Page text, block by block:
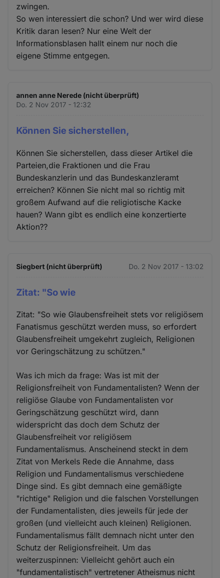
zwingen.
So wen interessiert die schon? Und wer wird diese
Kritik daran lesen? Nur eine Welt der
Informationsblasen hallt einem nur noch die
eigene Stimme entgegen.
annen anne Nerede (nicht überprüft)
Do. 2 Nov 2017 - 12:32
Können Sie sicherstellen,
Können Sie sicherstellen, dass dieser Artikel die
Parteien,die Fraktionen und die Frau
Bundeskanzlerin und das Bundeskanzleramt
erreichen? Können Sie nicht mal so richtig mit
großem Aufwand auf die religiotische Kacke
hauen? Wann gibt es endlich eine konzertierte
Aktion??
Siegbert (nicht überprüft) Do. 2 Nov 2017 - 13:02
Zitat: "So wie
Zitat: "So wie Glaubensfreiheit stets vor religiösem
Fanatismus geschützt werden muss, so erfordert
Glaubensfreiheit umgekehrt zugleich, Religionen
vor Geringschätzung zu schützen."
Was ich mich da frage: Was ist mit der
Religionsfreiheit von Fundamentalisten? Wenn der
religiöse Glaube von Fundamentalisten vor
Geringschätzung geschützt wird, dann
widerspricht das doch dem Schutz der
Glaubensfreiheit vor religiösem
Fundamentalismus. Anscheinend steckt in dem
Zitat von Merkels Rede die Annahme, dass
Religion und Fundamentalismus verschiedene
Dinge sind. Es gibt demnach eine gemäßigte
"richtige" Religion und die falschen Vorstellungen
der Fundamentalisten, dies jeweils für jede der
großen (und vielleicht auch kleinen) Religionen.
Fundamentalismus fällt demnach nicht unter den
Schutz der Religionsfreiheit. Um das
weiterzuspinnen: Vielleicht gehört auch ein
"fundamentalistisch" vertretener Atheismus nicht